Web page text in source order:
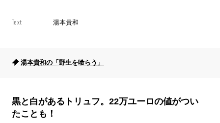
Text 湯本貴和
湯本貴和の「野生を喰らう」
黒と白があるトリュフ。22万ユーロの値がつい
たことも！